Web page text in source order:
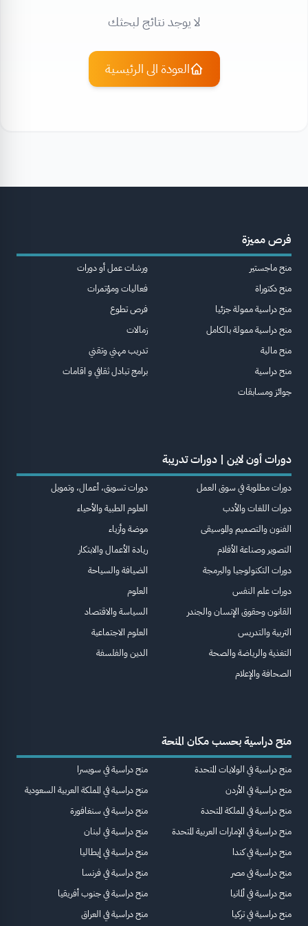
لا يوجد نتائج لبحثك
العودة الى الرئيسية
فرص مميزة
منح ماجستير
منح دكتوراة
منح دراسية ممولة جزئيا
منح دراسية ممولة بالكامل
منح مالية
منح دراسية
جوائز ومسابقات
ورشات عمل أو دورات
فعاليات ومؤتمرات
فرص تطوع
زمالات
تدريب مهني وتقني
برامج تبادل ثقافي و اقامات
دورات أون لاين | دورات تدريبة
دورات مطلوبة في سوق العمل
دورات اللغات والأدب
الفنون والتصميم والموسيقى
التصوير وصناعة الأفلام
دورات التكنولوجيا والبرمجة
دورات علم النفس
القانون وحقوق الإنسان والجندر
التربية والتدريس
التغذية والرياضة والصحة
الصحافة والإعلام
دورات تسويق، أعمال، وتمويل
العلوم الطبية والأحياء
موضة وأزياء
ريادة الأعمال والابتكار
الضيافة والسياحة
العلوم
السياسة والاقتصاد
العلوم الاجتماعية
الدين والفلسفة
منح دراسية بحسب مكان المنحة
منح دراسية في الولايات المتحدة
منح دراسية في الأردن
منح دراسية في المملكة المتحدة
منح دراسية في الإمارات العربية المتحدة
منح دراسية في كندا
منح دراسية في مصر
منح دراسية في ألمانيا
منح دراسية في تركيا
منح دراسية في سويسرا
منح دراسية في المملكة العربية السعودية
منح دراسية في سنغافورة
منح دراسية في لبنان
منح دراسية في إيطاليا
منح دراسية في فرنسا
منح دراسية في جنوب أفريقيا
منح دراسية في العراق